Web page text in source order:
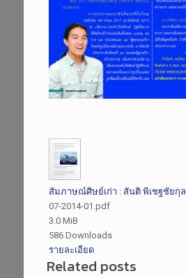
สัมภาษณ์ศิษย์เก่า : สันติ พิเชฐชัยกุล
07-2014-01.pdf
3.0 MiB
586 Downloads
รายละเอียด
Related posts